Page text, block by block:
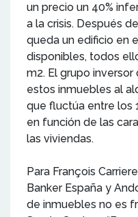
un precio un 40%
a la crisis. Después
queda un edificio en
disponibles, todos
m2. El grupo
estos inmuebles al
que fluctúa entre los
en función de las
las viviendas.
Para François
Banker España y
de inmuebles no es